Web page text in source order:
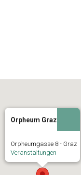
Orpheum Graz
Orpheumgasse 8 - Graz
Veranstaltungen